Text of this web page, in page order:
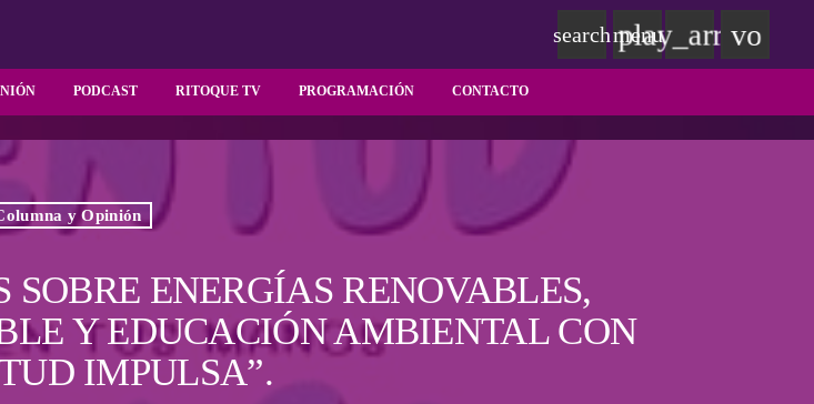
PODCAST RITOQUE TV PROGRAMACIÓN CONTACTO
searchmenu
play_arrow
y Opinión
SOBRE ENERGÍAS RENOVABLES,
Y EDUCACIÓN AMBIENTAL CON
IMPULSA”.